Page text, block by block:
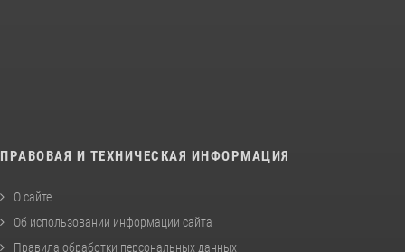
ПРАВОВАЯ И ТЕХНИЧЕСКАЯ ИНФОРМАЦИЯ
О сайте
Об использовании информации сайта
Правила обработки персональных данных